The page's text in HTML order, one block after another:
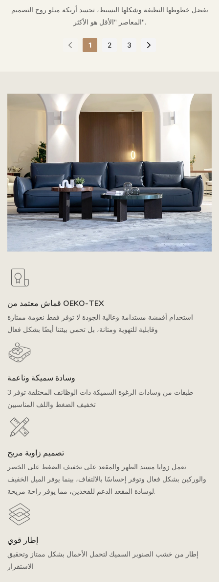
بفضل خطوطها النظيفة وشكلها البسيط، تجسد أريكة ميلو روح التصميم
المعاصر "الأقل هو الأكثر".
1 2 3
قماش معتمد من OEKO-TEX
استخدام أقمشة مستدامة وعالية الجودة لا توفر فقط نعومة ممتازة
وقابلية للتهوية ومتانة، بل تحمي بيئتنا أيضًا بشكل فعال
وسادة سميكة وناعمة
3 طبقات من وسادات الرغوة السميكة ذات الوظائف المختلفة توفر
تخفيف الضغط واللف المناسبين
تصميم زاوية مريح
تعمل زوايا مسند الظهر والمقعد على تخفيف الضغط على الخصر
والوركين بشكل فعال وتوفر إحساسًا بالالتفاف، بينما يوفر الميل الخفيف
لوسادة المقعد الدعم للفخذين، مما يوفر راحة مريحة.
إطار قوي
إطار من خشب الصنوبر السميك لتحمل الأحمال بشكل ممتاز وتحقيق
الاستقرار